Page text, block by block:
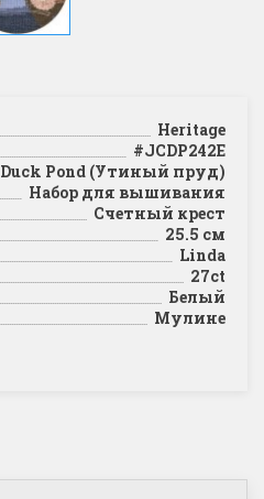
Heritage
#JCDP242E
Duck Pond (Утиный пруд)
Набор для вышивания
Счетный крест
25.5 см
Linda
27ct
Белый
Мулине